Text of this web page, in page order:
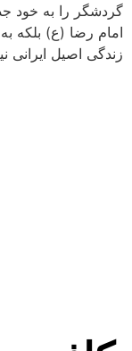
گردشگر را به خود
امام رضا (ع) بلکه
زندگی اصیل